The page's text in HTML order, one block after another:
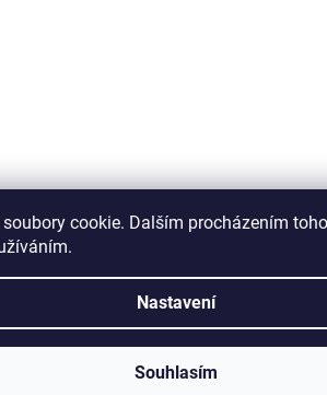
cookie. Dalším procházením
Nastavení
Souhlasím